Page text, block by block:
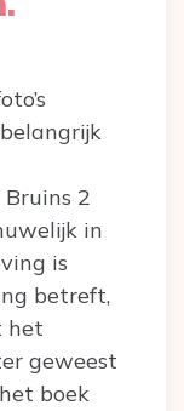
2
in
is
betreft,
het
geweest
boek